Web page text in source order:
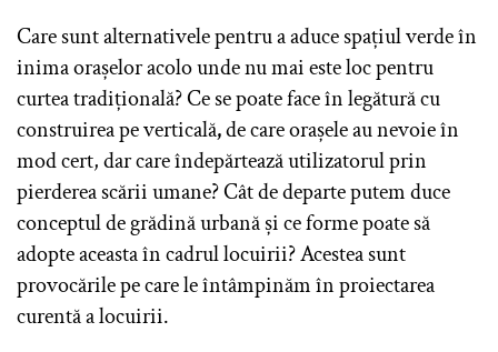
Care sunt alternativele pentru a aduce spațiul verde în
inima orașelor acolo unde nu mai este loc pentru
curtea tradițională? Ce se poate face în legătură cu
construirea pe verticală,de care orașele au nevoie în
mod cert, dar care îndepărtează utilizatorul prin
pierderea scării umane? Cât de departe putem duce
conceptul de grădină urbană și ce forme poate să
adopte aceasta în cadrul locuirii? Acestea sunt
provocările pe care le întâmpinăm în proiectarea
curentă a locuirii.